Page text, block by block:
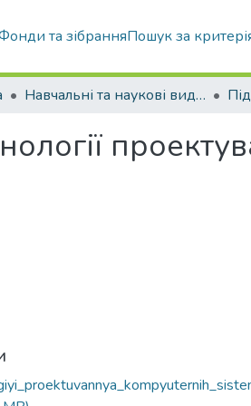
та зібранняПошук за
Навчальні та наукові видання